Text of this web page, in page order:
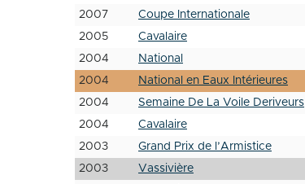
2007 Coupe Internationale
2005 Cavalaire
2004 National
2004 National en Eaux Intérieures
2004 Semaine De La Voile Deriveurs
2004 Cavalaire
2003 Grand Prix de l’Armistice
2003 Vassivière